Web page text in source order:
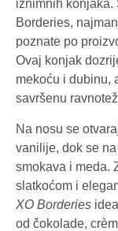
iznimnih
Borderies,
poznate po
Ovaj konjak
mekoću i dubinu,
savršenu
Na nosu se
vanilije, dok se
smokava i meda.
slatkoćom i
XO Borderies
od čokolade,